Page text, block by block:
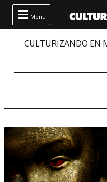
 Menú
CULTURIZANDO EN